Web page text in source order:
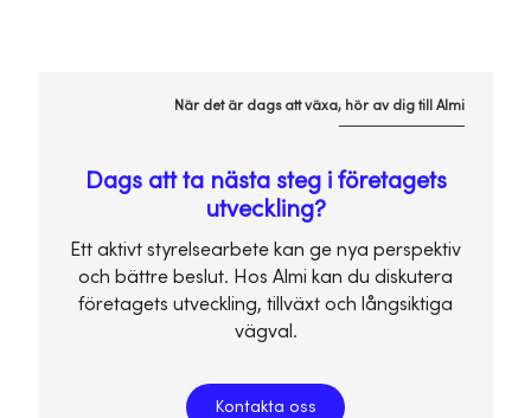
När det är dags att växa, hör av dig till Almi
Dags att ta nästa steg i företagets
utveckling?
Ett aktivt styrelsearbete kan ge nya perspektiv
och bättre beslut. Hos Almi kan du diskutera
företagets utveckling, tillväxt och långsiktiga
vägval.
Kontakta oss